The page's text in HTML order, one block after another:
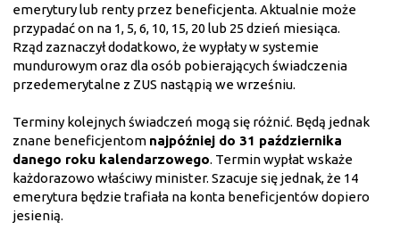
emerytury lub renty przez beneficjenta. Aktualnie może
przypadać on na 1, 5, 6, 10, 15, 20 lub 25 dzień miesiąca.
Rząd zaznaczył dodatkowo, że wypłaty w systemie
mundurowym oraz dla osób pobierających świadczenia
przedemerytalne z ZUS nastąpią we wrześniu.
Terminy kolejnych świadczeń mogą się różnić. Będą jednak
znane beneficjentom najpóźniej do 31 października
danego roku kalendarzowego. Termin wypłat wskaże
każdorazowo właściwy minister. Szacuje się jednak, że 14
emerytura będzie trafiała na konta beneficjentów dopiero
jesienią.